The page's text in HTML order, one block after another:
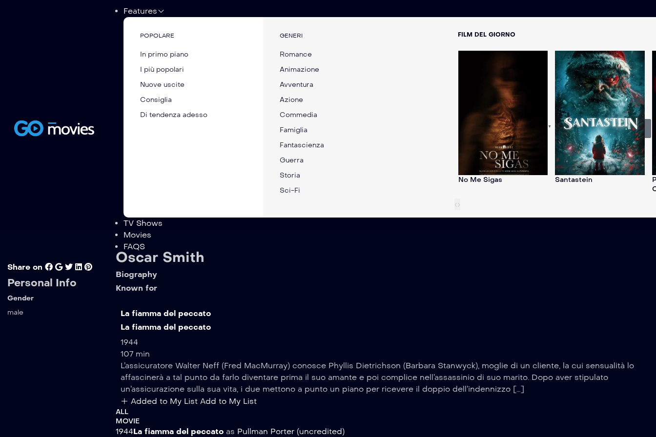
Features
POPOLARE
In primo piano
I più popolari
Nuove uscite
Consiglia
Di tendenza adesso
GENERI
Romance
Animazione
Avventura
Azione
Commedia
Famiglia
Fantascienza
Guerra
Storia
Sci-Fi
FILM DEL GIORNO
Please Don’t Feed the
Children
No Me Sigas Santastein
‹›
TV Shows
Movies
FAQS
English ▼ Subscribe Now
Share on
Personal Info
Gender
male
Oscar Smith
Biography
Known for
La fiamma del peccato
La fiamma del peccato
1944
107 min
L’assicuratore Walter Neff (Fred MacMurray) conosce Phyllis Dietrichson (Barbara Stanwyck), moglie di un cliente, la cui sensualità lo
affascinerà a tal punto da farlo diventare prima il suo amante e poi complice nell’assassinio di suo marito. Dopo aver stipulato
un’assicurazione sulla sua vita, i due mettono a punto un piano per ricevere il doppio dell’indennizzo […]
Added to My List Add to My List
ALL
MOVIE
1944La fiamma del peccato as Pullman Porter (uncredited)